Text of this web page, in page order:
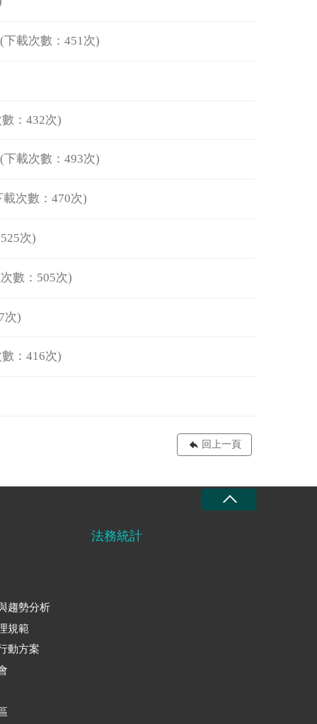
(下載次數：451次)
：432次)
(下載次數：493次)
載次數：470次)
次)
數：505次)
次)
：416次)
回上一頁
趨勢分析
規範
動方案
法務統計